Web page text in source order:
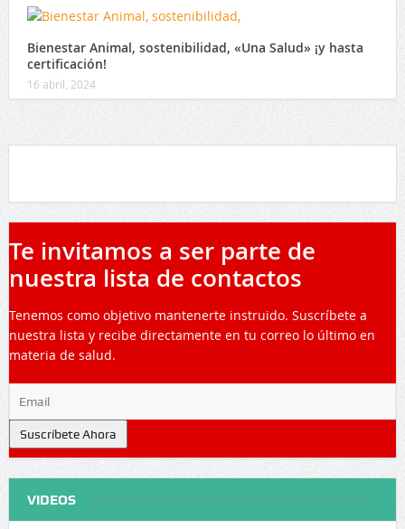
Bienestar Animal, sostenibilidad, «Una Salud» ¡y hasta
certificación!
16 abril, 2024
Te invitamos a ser parte de
nuestra lista de contactos
Tenemos como objetivo mantenerte instruido. Suscríbete a
nuestra lista y recibe directamente en tu correo lo último en
materia de salud.
Suscríbete Ahora
VIDEOS